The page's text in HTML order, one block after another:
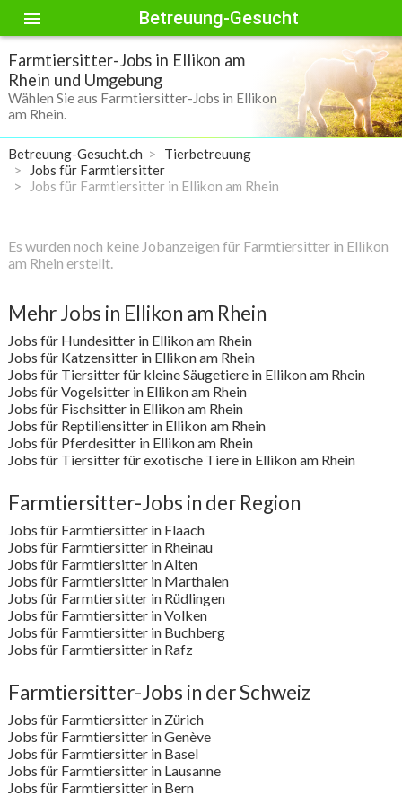
menu Betreuung-Gesucht
Farmtiersitter-Jobs in Ellikon am
Rhein und Umgebung
Wählen Sie aus Farmtiersitter-Jobs in Ellikon
am Rhein.
Betreuung-Gesucht.ch
Tierbetreuung
Jobs für Farmtiersitter
Jobs für Farmtiersitter in Ellikon am Rhein
Es wurden noch keine Jobanzeigen für Farmtiersitter in Ellikon
am Rhein erstellt.
Mehr Jobs in Ellikon am Rhein
Jobs für Hundesitter in Ellikon am Rhein
Jobs für Katzensitter in Ellikon am Rhein
Jobs für Tiersitter für kleine Säugetiere in Ellikon am Rhein
Jobs für Vogelsitter in Ellikon am Rhein
Jobs für Fischsitter in Ellikon am Rhein
Jobs für Reptiliensitter in Ellikon am Rhein
Jobs für Pferdesitter in Ellikon am Rhein
Jobs für Tiersitter für exotische Tiere in Ellikon am Rhein
Farmtiersitter-Jobs in der Region
Jobs für Farmtiersitter in Flaach
Jobs für Farmtiersitter in Rheinau
Jobs für Farmtiersitter in Alten
Jobs für Farmtiersitter in Marthalen
Jobs für Farmtiersitter in Rüdlingen
Jobs für Farmtiersitter in Volken
Jobs für Farmtiersitter in Buchberg
Jobs für Farmtiersitter in Rafz
Farmtiersitter-Jobs in der Schweiz
Jobs für Farmtiersitter in Zürich
Jobs für Farmtiersitter in Genève
Jobs für Farmtiersitter in Basel
Jobs für Farmtiersitter in Lausanne
Jobs für Farmtiersitter in Bern